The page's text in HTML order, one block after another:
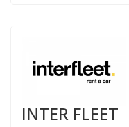
INTER FLEET